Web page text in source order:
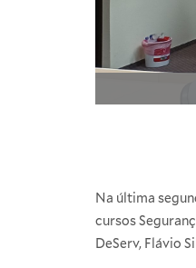
Na última
cursos
DeServ, Flávio